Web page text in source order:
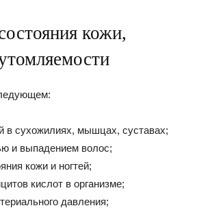
кожи,
в сухожилиях, мышцах, суставах;
и выпадением волос;
кожи и ногтей;
кислот в организме;
давления;